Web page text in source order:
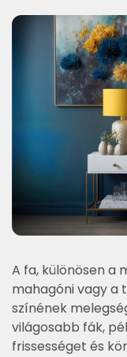
A fa, különösen a
mahagóni vagy a
színének
világosabb fák,
frissességet és